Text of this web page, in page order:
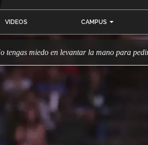
VIDEOS CAMPUS
“No tengas miedo en levantar la mano para